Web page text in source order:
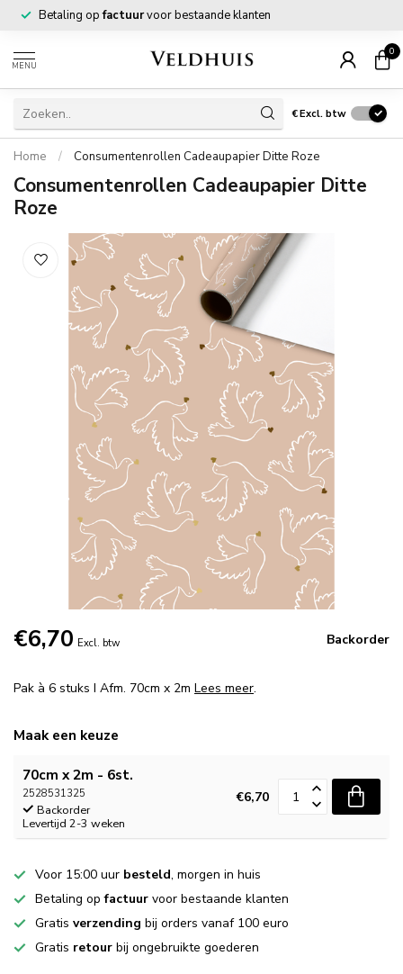
Betaling opfactuurvoor bestaande klanten
MENU
0
€Excl. btw
Home / Consumentenrollen Cadeaupapier Ditte Roze
Consumentenrollen Cadeaupapier Ditte
Roze
€6,70 Excl. btw Backorder
Pak à 6 stuks I Afm. 70cm x 2m Lees meer.
Maak een keuze
70cm x 2m - 6st.
2528531325
Backorder
Levertijd 2-3 weken
€6,70
Voor 15:00 uur besteld, morgen in huis
Betaling opfactuur voor bestaande klanten
Gratis verzending bij orders vanaf 100 euro
Gratis retour bij ongebruikte goederen